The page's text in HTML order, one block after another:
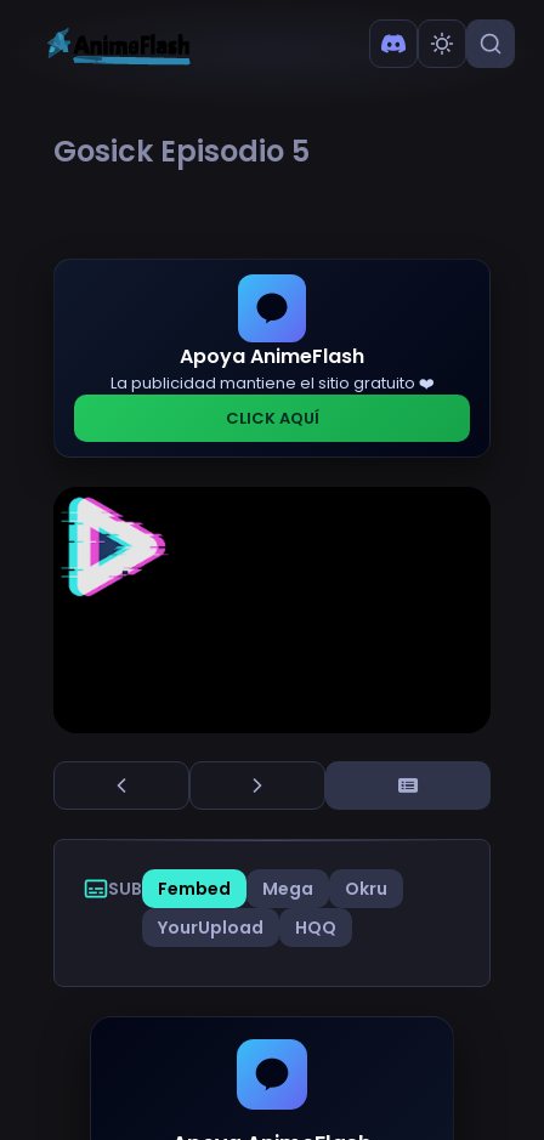
Gosick Episodio 5
Apoya AnimeFlash
La publicidad mantiene el sitio gratuito ❤️
CLICK AQUÍ
SUB Fembed Mega
Okru
YourUpload
HQQ